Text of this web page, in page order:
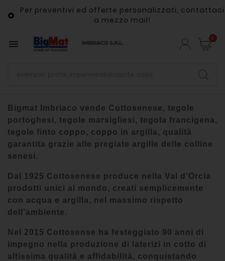

Per preventivi ed offerte personalizzati, contattaci
a mezzo mail!
 0
Bigmat Imbriaco vende Cottosenese, tegole
portoghesi, tegole marsigliesi, tegola francigena,
tegole finto coppo, coppo in argilla, qualità
garantita grazie alle pregiate argille delle colline
senesi.
Dal 1925 Cottosenese produce nella Val d’Orcia
prodotti unici al mondo, creati semplicemente
con acqua e argilla, nel massimo rispetto
dell’ambiente.
Nel 2015 Cottosense ha festeggiato 90 anni di
impegno nella produzione di laterizi in cotto di
altissima qualità e affidabilità, conquistando